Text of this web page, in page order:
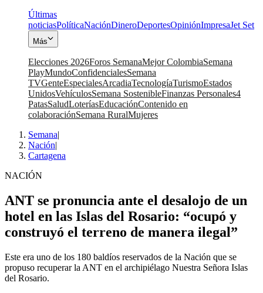
Últimas
noticiasPolíticaNaciónDineroDeportesOpiniónImpresaJet Set
Más
Elecciones 2026Foros SemanaMejor ColombiaSemana
PlayMundoConfidencialesSemana
TVGenteEspecialesArcadiaTecnologíaTurismoEstados
UnidosVehículosSemana SostenibleFinanzas Personales4
PatasSaludLoteríasEducaciónContenido en
colaboraciónSemana RuralMujeres
Semana|
Nación|
Cartagena
NACIÓN
ANT se pronuncia ante el desalojo de un
hotel en las Islas del Rosario: “ocupó y
construyó el terreno de manera ilegal”
Este era uno de los 180 baldíos reservados de la Nación que se
propuso recuperar la ANT en el archipiélago Nuestra Señora Islas
del Rosario.